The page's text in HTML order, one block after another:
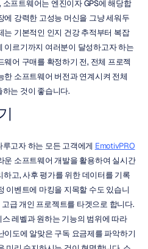
프트웨어는 엔진이자 GPS에 해당합
에 강력한 고성능 머신을 그냥 세워두
는 기본적인 인지 건강 추적부터 복잡
이르기까지 여러분이 달성하고자 하는
어 구매를 확정하기 전, 전체 프로젝
한 소프트웨어 버전과 연계시켜 전체
는 것이 좋습니다.
고자 하는 모든 고객에게 EmotivPRO
운 소프트웨어 개발을 활용하여 실시간
하고, 사후 평가를 위한 데이터를 기록
이벤트에 마킹을 지목할 수도 있습니
급 개인 프로젝트를 타겟으로 합니다.
레벨과 원하는 기능의 범위에 따라
이도에 알맞은 구독 요금제를 파악하기